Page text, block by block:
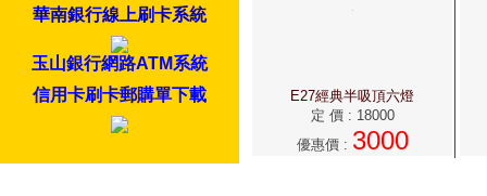
華南銀行線上刷卡系統
玉山銀行網路ATM系統
信用卡刷卡郵購單下載
E27經典半吸頂六燈
定 價: 18000
優惠價: 3000